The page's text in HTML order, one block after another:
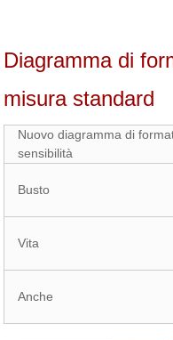
Diagramma di
misura standard
Nuovo diagramma di
sensibilità
Busto
Vita
Anche